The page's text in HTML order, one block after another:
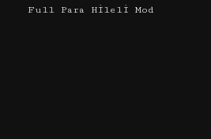
Full Para Hileli Mod